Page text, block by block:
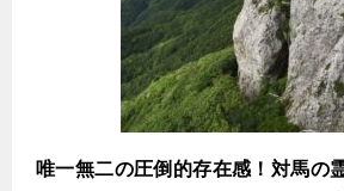
唯一無二の圧倒的存在感！対馬の